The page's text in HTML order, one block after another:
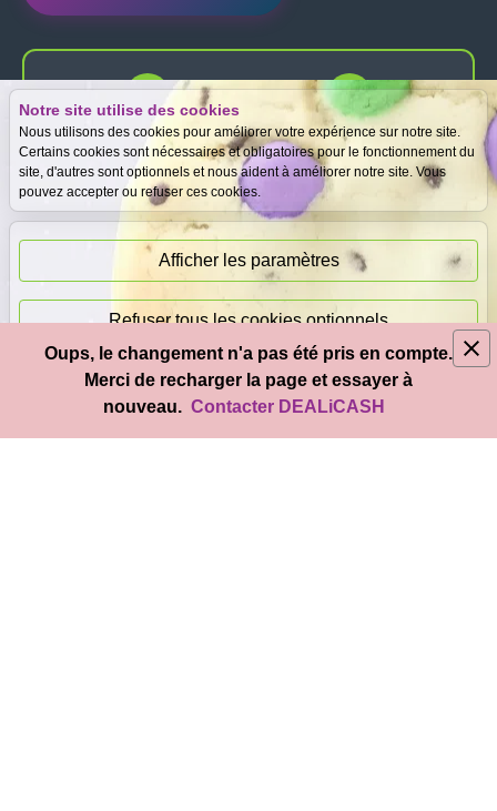
Notre site utilise des cookies
Nous utilisons des cookies pour améliorer votre expérience sur notre site.
Certains cookies sont nécessaires et obligatoires pour le fonctionnement du
site, d'autres sont optionnels et nous aident à améliorer notre site. Vous
pouvez accepter ou refuser ces cookies.
Afficher les paramètres
Refuser tous les cookies optionnels
Accepter tous les cookies
Expertise
gratuite
Meilleurs prix
garantis
Paiement
immédiat
© 2026 DEALiCASH- Tous droits réservés
Oups, le changement n'a pas été pris en compte.
Merci de recharger la page et essayer à
nouveau. Contacter DEALiCASH